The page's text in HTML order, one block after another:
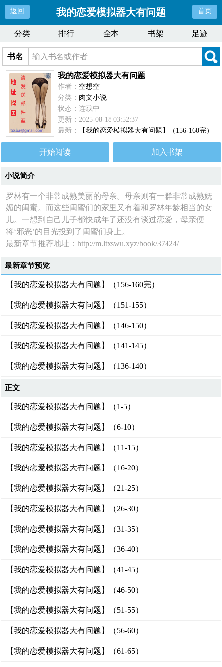
返回 我的恋爱模拟器大有问题 首页
分类 排行 全本 书架 足迹
书名
我的恋爱模拟器大有问题
作者： 空想空
分类： 肉文小说
状态：连载中
更新：2025-08-18 03:52:37
最新：
【我的恋爱模拟器大有问题】（156-160完）
开始阅读 加入书架
小说简介
罗林有一个非常成熟美丽的母亲。母亲则有一群非常成熟妩
媚的闺蜜。而这些闺蜜们的家里又有着和罗林年龄相当的女
儿。一想到自己儿子都快成年了还没有谈过恋爱，母亲便
将‘邪恶’的目光投到了闺蜜们身上。
最新章节推荐地址：http://m.ltxswu.xyz/book/37424/
最新章节预览
【我的恋爱模拟器大有问题】（156-160完）
【我的恋爱模拟器大有问题】（151-155）
【我的恋爱模拟器大有问题】（146-150）
【我的恋爱模拟器大有问题】（141-145）
【我的恋爱模拟器大有问题】（136-140）
正文
【我的恋爱模拟器大有问题】（1-5）
【我的恋爱模拟器大有问题】（6-10）
【我的恋爱模拟器大有问题】（11-15）
【我的恋爱模拟器大有问题】（16-20）
【我的恋爱模拟器大有问题】（21-25）
【我的恋爱模拟器大有问题】（26-30）
【我的恋爱模拟器大有问题】（31-35）
【我的恋爱模拟器大有问题】（36-40）
【我的恋爱模拟器大有问题】（41-45）
【我的恋爱模拟器大有问题】（46-50）
【我的恋爱模拟器大有问题】（51-55）
【我的恋爱模拟器大有问题】（56-60）
【我的恋爱模拟器大有问题】（61-65）